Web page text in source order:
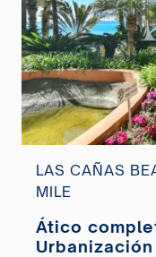
LAS CAÑAS
MILE
Ático